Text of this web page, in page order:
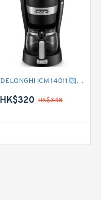
DELONGHI ICM 14011 咖啡機
HK$320 HK$348